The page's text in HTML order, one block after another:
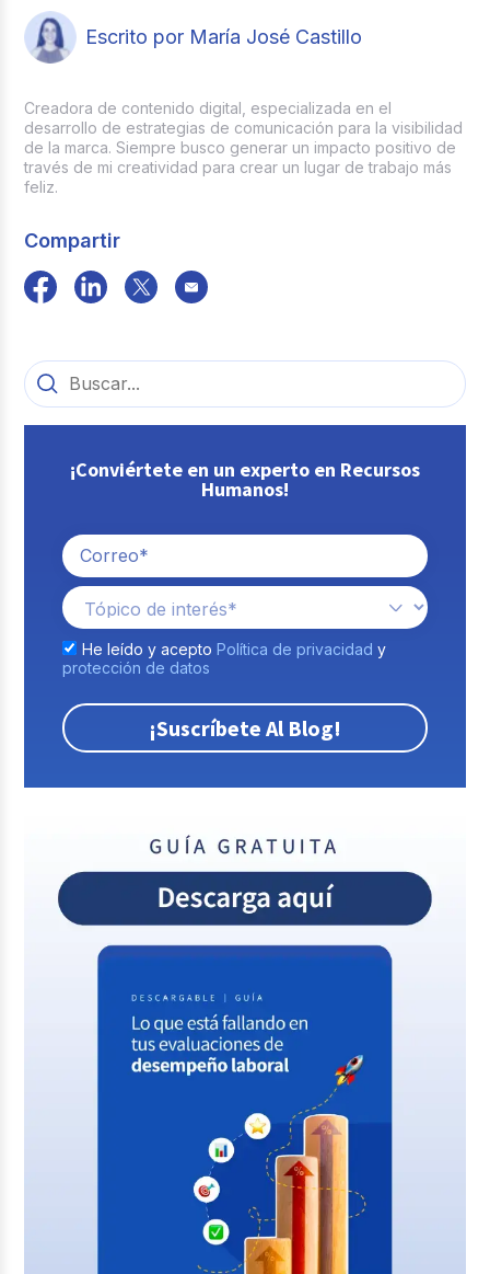
Escrito por María José Castillo
Creadora de contenido digital, especializada en el
desarrollo de estrategias de comunicación para la visibilidad
de la marca. Siempre busco generar un impacto positivo de
través de mi creatividad para crear un lugar de trabajo más
feliz.
Compartir
¡Conviértete en un experto en Recursos
Humanos!
He leído y acepto Política de privacidad y
protección de datos